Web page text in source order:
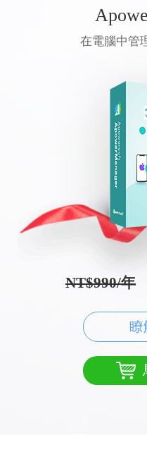
在電腦中管
NT$990/年
瞭